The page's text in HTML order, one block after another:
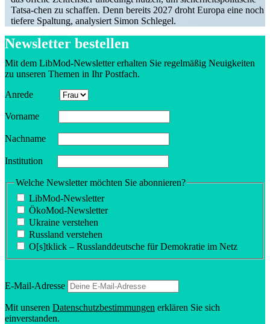
Tatsa-chen zu schaffen. Denn bereits 2027 droht Europa eine noch
tiefere Spaltung, analy­siert Simon Schlegel.
Newsletter bestellen
Mit dem LibMod-Newsletter erhalten Sie regel­mäßig Neuig­keiten
zu unseren Themen in Ihr Postfach.
Anrede
Vorname
Nachname
Insti­tution
Welche Newsletter möchten Sie abonnieren?
LibMod-Newsletter
ÖkoMod-Newsletter
Ukraine verstehen
Russland verstehen
O[s]tklick – Russland­deutsche für Demokratie im Netz
E‑Mail-Adresse
Mit unseren Daten­schutz­be­stim­mungen erklären Sie sich
einverstanden.